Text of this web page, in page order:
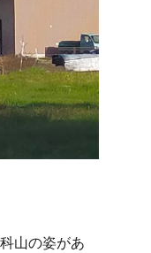
山の姿があ